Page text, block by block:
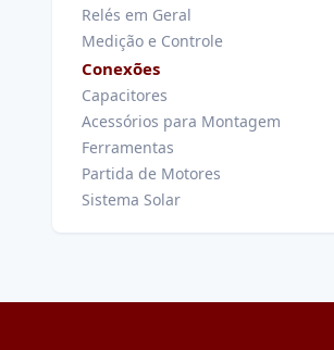
Relés em Geral
Medição e Controle
Conexões
Capacitores
Acessórios para Montagem
Ferramentas
Partida de Motores
Sistema Solar